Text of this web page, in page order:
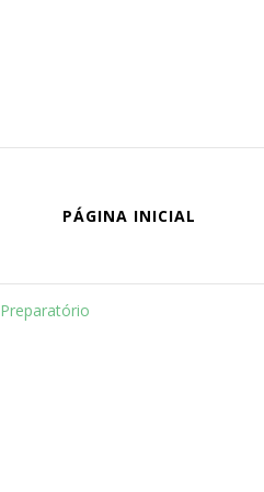
PÁGINA INICIAL
Preparatório